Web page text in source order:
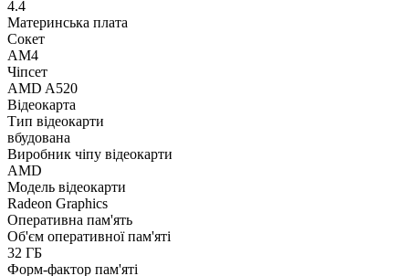
4.4
Материнська плата
Сокет
AM4
Чіпсет
AMD A520
Відеокарта
Тип відеокарти
вбудована
Виробник чіпу відеокарти
AMD
Модель відеокарти
Radeon Graphics
Оперативна пам'ять
Об'єм оперативної пам'яті
32 ГБ
Форм-фактор пам'яті